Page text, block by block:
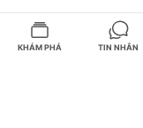
KHÁM PHÁ TIN NHẮN